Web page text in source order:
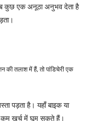
कुछ एक अनूठा अनुभव देता है
की तलाश में हैं, तो पांडिचेरी एक
पड़ता है। यहाँ बाइक या
कम खर्च में घूम सकते हैं।